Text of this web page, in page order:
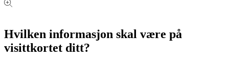
Hvilken informasjon skal være på
visittkortet ditt?